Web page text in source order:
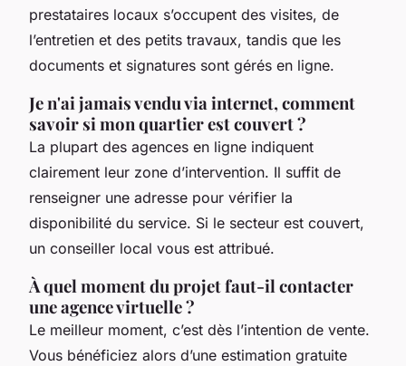
prestataires locaux s’occupent des visites, de
l’entretien et des petits travaux, tandis que les
documents et signatures sont gérés en ligne.
Je n'ai jamais vendu via internet, comment
savoir si mon quartier est couvert ?
La plupart des agences en ligne indiquent
clairement leur zone d’intervention. Il suffit de
renseigner une adresse pour vérifier la
disponibilité du service. Si le secteur est couvert,
un conseiller local vous est attribué.
À quel moment du projet faut-il contacter
une agence virtuelle ?
Le meilleur moment, c’est dès l’intention de vente.
Vous bénéficiez alors d’une estimation gratuite